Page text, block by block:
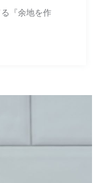
『余地を作